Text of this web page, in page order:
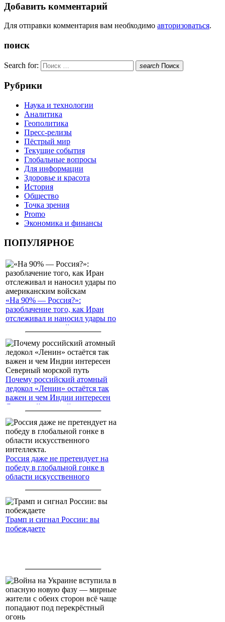
Добавить комментарий
Для отправки комментария вам необходимо авторизоваться.
поиск
Search for: search Поиск
Рубрики
Наука и технологии
Аналитика
Геополитика
Пресс-релизы
Пёстрый мир
Текущие события
Глобальные вопросы
Для информации
Здоровье и красота
История
Общество
Точка зрения
Promo
Экономика и финансы
ПОПУЛЯРНОЕ
«На 90% — Россия?»:
разоблачение того, как Иран
отслеживал и наносил удары по
американским войскам
Почему российский атомный
ледокол «Ленин» остаётся так
важен и чем Индии интересен
Северный морской путь
Россия даже не претендует на
победу в глобальной гонке в
области искусственного
Трамп и сигнал России: вы
побеждаете